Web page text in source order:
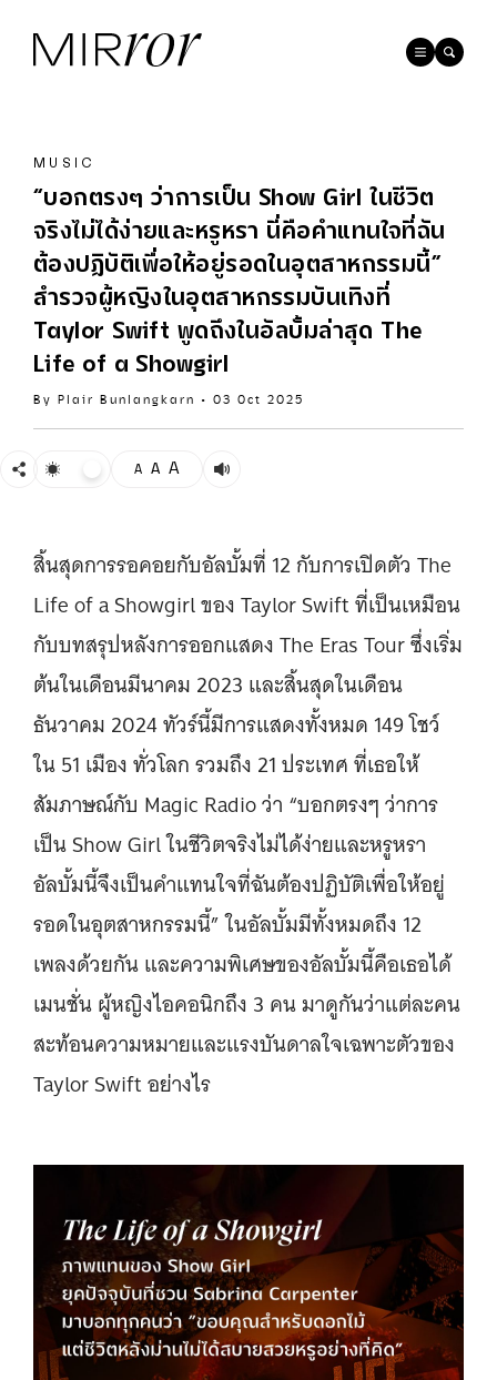
MUSIC
“บอกตรงๆ ว่าการเป็น Show Girl ในชีวิต
จริงไม่ได้ง่ายและหรูหรา นี่คือคำแทนใจที่ฉัน
ต้องปฏิบัติเพื่อให้อยู่รอดในอุตสาหกรรมนี้”
สำรวจผู้หญิงในอุตสาหกรรมบันเทิงที่
Taylor Swift พูดถึงในอัลบั้มล่าสุด The
Life of a Showgirl
By Plair Bunlangkarn • 03 Oct 2025
A A A
สิ้นสุดการรอคอยกับอัลบั้มที่ 12 กับการเปิดตัว The
Life of a Showgirl ของ Taylor Swift ที่เป็นเหมือน
กับบทสรุปหลังการออกแสดง The Eras Tour ซึ่งเริ่ม
ต้นในเดือนมีนาคม 2023 และสิ้นสุดในเดือน
ธันวาคม 2024 ทัวร์นี้มีการแสดงทั้งหมด 149 โชว์
ใน 51 เมือง ทั่วโลก รวมถึง 21 ประเทศ ที่เธอให้
สัมภาษณ์กับ Magic Radio ว่า “บอกตรงๆ ว่าการ
เป็น Show Girl ในชีวิตจริงไม่ได้ง่ายและหรูหรา
อัลบั้มนี้จึงเป็นคำแทนใจที่ฉันต้องปฏิบัติเพื่อให้อยู่
รอดในอุตสาหกรรมนี้” ในอัลบั้มมีทั้งหมดถึง 12
เพลงด้วยกัน และความพิเศษของอัลบั้มนี้คือเธอได้
เมนชั่น ผู้หญิงไอคอนิกถึง 3 คน มาดูกันว่าแต่ละคน
สะท้อนความหมายและแรงบันดาลใจเฉพาะตัวของ
Taylor Swift อย่างไร